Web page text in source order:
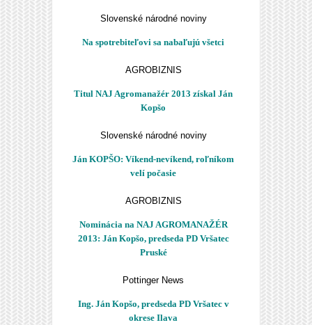
Slovenské národné noviny
Na spotrebiteľovi sa nabaľujú všetci
AGROBIZNIS
Titul NAJ Agromanažér 2013 získal Ján
Kopšo
Slovenské národné noviny
Ján KOPŠO: Víkend-nevíkend, roľníkom
velí počasie
AGROBIZNIS
Nominácia na NAJ AGROMANAŽÉR
2013: Ján Kopšo, predseda PD Vršatec
Pruské
Pottinger News
Ing. Ján Kopšo, predseda PD Vršatec v
okrese Ilava